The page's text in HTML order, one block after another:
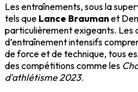
Les entraînements, sous la
tels que Lance Braumanet
particulièrement exigeants. Les
d’entraînement intensifs
de force et de technique, tous
des compétitions comme les
d'athlétisme 2023.